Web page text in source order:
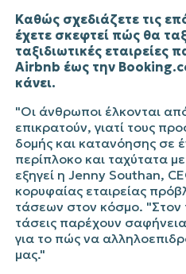
Καθώς σχεδιάζετε τις
έχετε σκεφτεί πώς θα
ταξιδιωτικές εταιρείες
Airbnb έως την
κάνει.
"Οι άνθρωποι έλκονται
επικρατούν, γιατί τους
δομής και κατανόησης σε
περίπλοκο και ταχύτατα
εξηγεί η Jenny Southan,
κορυφαίας εταιρείας
τάσεων στον κόσμο. "Στον
τάσεις παρέχουν
για το πώς να
μας."